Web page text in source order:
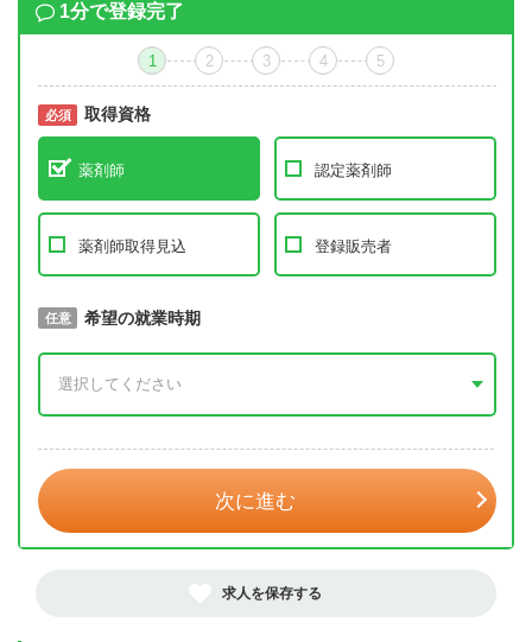
1分で登録完了
1 2 3 4 5
必須 取得資格
薬剤師 認定薬剤師
薬剤師取得見込 登録販売者
必須 取得予定年
任意 希望の就業時期
次に進む
求人を保存する